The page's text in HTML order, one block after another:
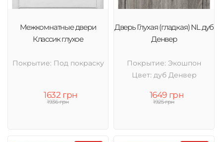
Межкомнатные двери
Классик глухое
Покрытие: Под покраску
1632 грн
1936 грн
Дверь Глухая (гладкая) NL дуб
Денвер
Покрытие: Экошпон
Цвет: дуб Денвер
1649 грн
1925 грн